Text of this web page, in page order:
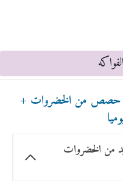
تناول الفواكه والخضروات يوميا: 5 حصص من الخضروات +
من الخضروات